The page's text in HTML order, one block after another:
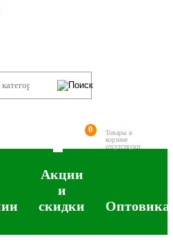
0
Товары в
корзине
отсутствуют
Акции
и
скидки